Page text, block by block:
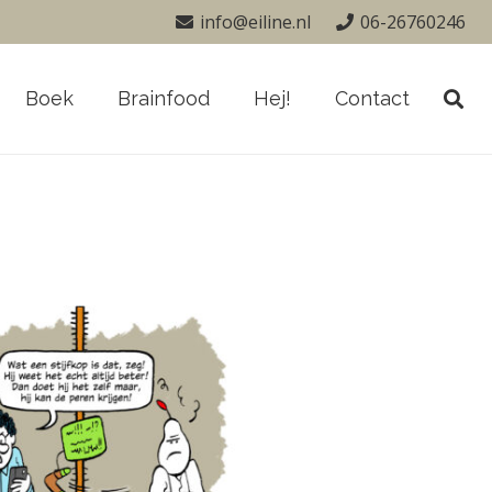
info@eiline.nl 06-26760246
Boek Brainfood Hej! Contact